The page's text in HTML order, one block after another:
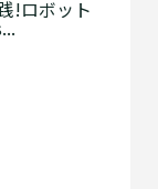
!ロボット